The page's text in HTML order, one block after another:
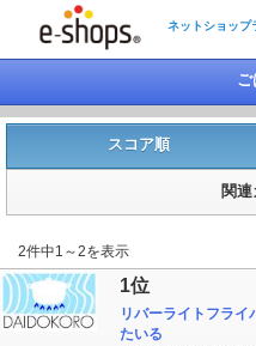
ネットショップ
スコア順
関連
2件中1～2を表示
1位
リバーライトフラ
たいる